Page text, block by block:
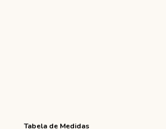
Tabela de Medidas